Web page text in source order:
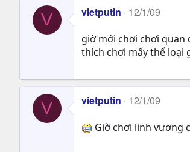
V vietputin 12/1/09
giờ mới chơi chơi quan
thích chơi mấy thể loại
V vietputin 12/1/09
Giờ chơi linh vương